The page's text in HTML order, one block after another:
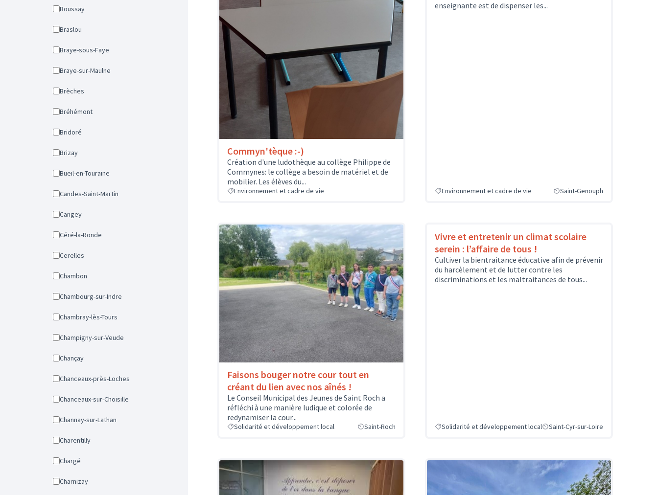
Boussay
Braslou
Braye-sous-Faye
Braye-sur-Maulne
Brèches
Bréhémont
Bridoré
Brizay
Bueil-en-Touraine
Candes-Saint-Martin
Cangey
Céré-la-Ronde
Cerelles
Chambon
Chambourg-sur-Indre
Chambray-lès-Tours
Champigny-sur-Veude
Chançay
Chanceaux-près-Loches
Chanceaux-sur-Choisille
Channay-sur-Lathan
Charentilly
Chargé
Charnizay
Commyn'tèque :-)
Création d'une ludothèque au collège Philippe de
Commynes: le collège a besoin de matériel et de
mobilier. Les élèves du...
Environnement et cadre de vie
enseignante est de dispenser les...
Environnement et cadre de vie Saint-Genouph
Faisons bouger notre cour tout en
créant du lien avec nos aînés !
Le Conseil Municipal des Jeunes de Saint Roch a
réfléchi à une manière ludique et colorée de
redynamiser la cour...
Solidarité et développement local Saint-Roch
Vivre et entretenir un climat scolaire
serein : l’affaire de tous !
Cultiver la bientraitance éducative afin de prévenir
du harcèlement et de lutter contre les
discriminations et les maltraitances de tous...
Solidarité et développement local Saint-Cyr-sur-Loire